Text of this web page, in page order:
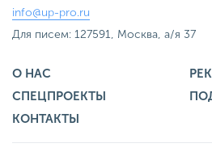
info@up-pro.ru
Для писем: 127591, Москва, а/я 37
О НАС
СПЕЦПРОЕКТЫ
КОНТАКТЫ